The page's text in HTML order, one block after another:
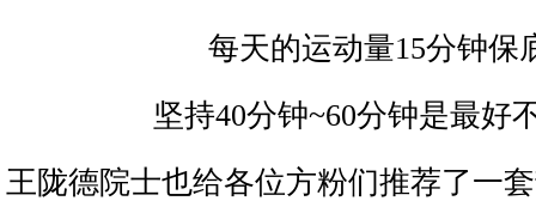
每天的运动量15分钟保
坚持40分钟~60分钟是最好
王陇德院士也给各位方粉们推荐了一